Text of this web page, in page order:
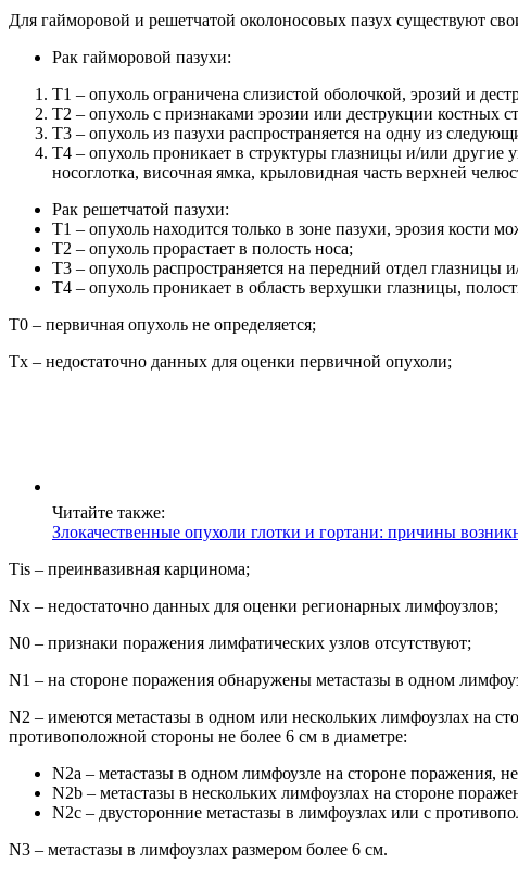
Для гайморовой и решетчатой околоносовых пазух существуют
Рак гайморовой пазухи:
Т1 – опухоль ограничена слизистой оболочкой, эрозий и
Т2 – опухоль с признаками эрозии или деструкции костных
Т3 – опухоль из пазухи распространяется на одну из
Т4 – опухоль проникает в структуры глазницы и/или другие
носоглотка, височная ямка, крыловидная часть верхней
Рак решетчатой пазухи:
Т1 – опухоль находится только в зоне пазухи, эрозия кости
Т2 – опухоль прорастает в полость носа;
Т3 – опухоль распространяется на передний отдел глазницы
Т4 – опухоль проникает в область верхушки глазницы,
Т0 – первичная опухоль не определяется;
Тx – недостаточно данных для оценки первичной опухоли;
Читайте также:
Злокачественные опухоли глотки и гортани: причины
Тis – преинвазивная карцинома;
Nx – недостаточно данных для оценки регионарных лимфоузлов;
N0 – признаки поражения лимфатических узлов отсутствуют;
N1 – на стороне поражения обнаружены метастазы в одном
N2 – имеются метастазы в одном или нескольких лимфоузлах на
противоположной стороны не более 6 см в диаметре:
N2a – метастазы в одном лимфоузле на стороне поражения,
N2b – метастазы в нескольких лимфоузлах на стороне
N2c – двусторонние метастазы в лимфоузлах или с
N3 – метастазы в лимфоузлах размером более 6 см.